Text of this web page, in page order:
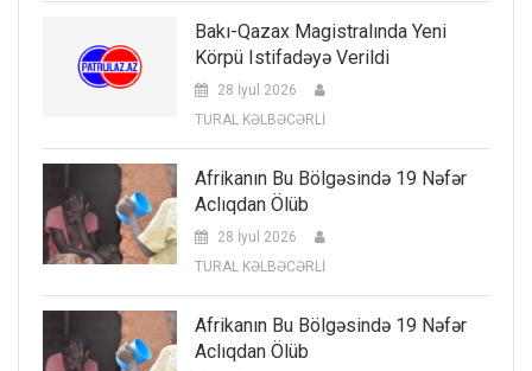
Bakı-Qazax Magistralında Yeni
Körpü Istifadəyə Verildi
28 İyul 2026
TURAL KƏLBƏCƏRLİ
Afrikanın Bu Bölgəsində 19 Nəfər
Aclıqdan Ölüb
28 İyul 2026
TURAL KƏLBƏCƏRLİ
Afrikanın Bu Bölgəsində 19 Nəfər
Aclıqdan Ölüb